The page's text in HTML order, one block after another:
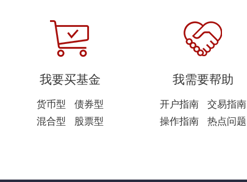
我要买基金
货币型
债券型
混合型
股票型
我需要帮助
开户指南
交易指南
操作指南
热点问题